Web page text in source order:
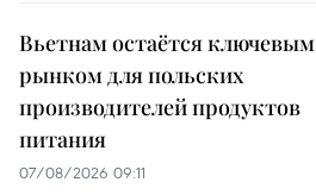
Вьетнам остаётся ключевым
рынком для польских
производителей продуктов
питания
07/08/2026 09:11